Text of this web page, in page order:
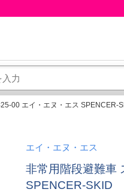
00 エイ・エヌ・エス SPENCER-
エイ・エヌ・エス
非常用階段避難車
SPENCER-SKID